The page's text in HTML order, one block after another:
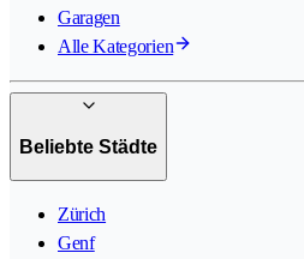
Garagen
Alle Kategorien
Beliebte Städte
Zürich
Genf